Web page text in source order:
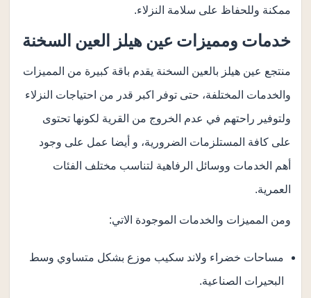
ممكنة وللحفاظ على سلامة النزلاء.
خدمات ومميزات عين هيلز العين السخنة
منتجع عين هيلز بالعين السخنة يقدم باقة كبيرة من المميزات
والخدمات المختلفة، حتى توفر اكبر قدر من احتياجات النزلاء
ولتوفير راحتهم في عدم الخروج من القرية لكونها تحتوى
على كافة المستلزمات الضرورية، و أيضا عمل على وجود
أهم الخدمات ووسائل الرفاهية لتناسب مختلف الفئات
العمرية.
ومن المميزات والخدمات الموجودة الاتي:
مساحات خضراء ولاند سكيب موزع بشكل متساوي وسط
البحيرات الصناعية.